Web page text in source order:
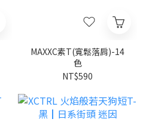
MAXXC素T(寬鬆落肩)-14
色
NT$590